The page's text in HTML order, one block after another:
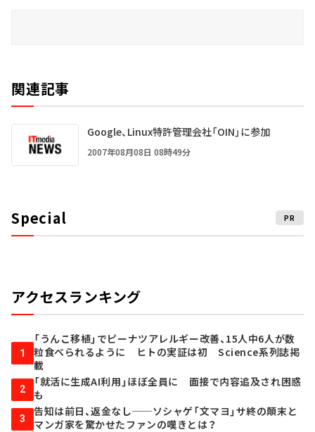
関連記事
Google、Linux特許管理会社「OIN」に参加
2007年08月08日 08時49分
Special PR
アクセスランキング
1
「うんこ移植」でピーナツアレルギー改善、15人中6人が数
粒食べられるように ヒトの実証は初 Science系列誌掲
載
2
「就活に生成AI利用」ほぼ全員に 面接で内容追及され困惑
も
3
告知は前日、返金なし──ソシャゲ「文マヨ」サ終の顛末と
マンガ家を驚かせたファンの嘆きとは？